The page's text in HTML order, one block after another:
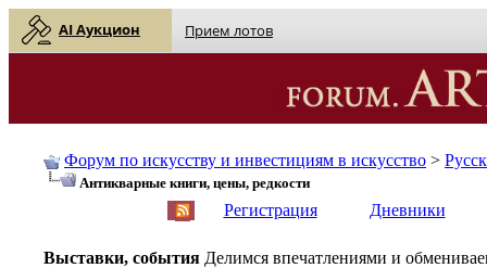
AI Аукцион Прием лотов
Форум по искусству и инвестициям в искусство >
Антикварные книги, цены, редкости
Регистрация Дневники
Выставки, события Делимся впечатлениями и